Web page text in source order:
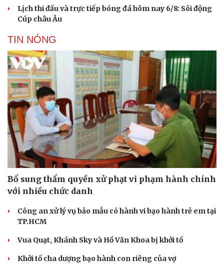
Lịch thi đấu và trực tiếp bóng đá hôm nay 6/8: Sôi động
Cúp châu Âu
TIN NÓNG
Bổ sung thẩm quyền xử phạt vi phạm hành chính
với nhiều chức danh
Công an xử lý vụ bảo mẫu có hành vi bạo hành trẻ em tại
TP.HCM
Vua Quạt, Khánh Sky và Hồ Văn Khoa bị khởi tố
Khởi tố cha dượng bạo hành con riêng của vợ